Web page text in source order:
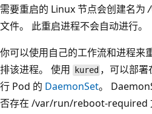
需要重启的 Linux 节点会创建名为
文件。 此重启进程不会自动进行。
你可以使用自己的工作流和进程来
排该进程。 使用
kured ，可以部
行 Pod 的 DaemonSet。
否存在 /var/run/reboot-required